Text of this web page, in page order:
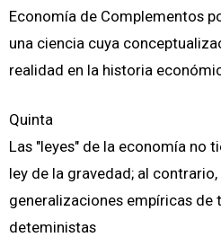
Economía de Complementos
una ciencia cuya
realidad en la historia
Quinta
Las "leyes" de la economía no
ley de la gravedad; al
generalizaciones empíricas de
deteministas